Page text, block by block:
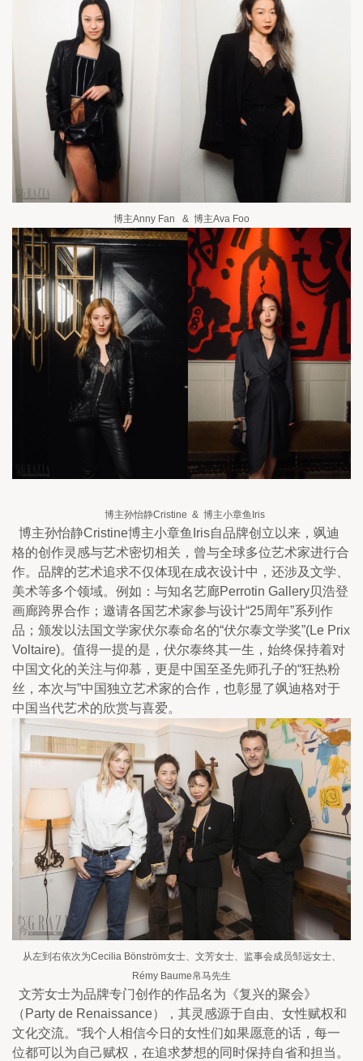
博主Anny Fan   &  博主Ava Foo
博主孙怡静Cristine  &  博主小章鱼Iris
博主孙怡静Cristine博主小章鱼Iris自品牌创立以来，飒迪
格的创作灵感与艺术密切相关，曾与全球多位艺术家进行合
作。品牌的艺术追求不仅体现在成衣设计中，还涉及文学、
美术等多个领域。例如：与知名艺廊Perrotin Gallery贝浩登
画廊跨界合作；邀请各国艺术家参与设计“25周年”系列作
品；颁发以法国文学家伏尔泰命名的“伏尔泰文学奖”(Le Prix
Voltaire)。值得一提的是，伏尔泰终其一生，始终保持着对
中国文化的关注与仰慕，更是中国至圣先师孔子的“狂热粉
丝，本次与”中国独立艺术家的合作，也彰显了飒迪格对于
中国当代艺术的欣赏与喜爱。
从左到右依次为Cecilia Bönström女士、文芳女士、监事会成员邹远女士、
Rémy Baume帛马先生
文芳女士为品牌专门创作的作品名为《复兴的聚会》
（Party de Renaissance），其灵感源于自由、女性赋权和
文化交流。“我个人相信今日的女性们如果愿意的话，每一
位都可以为自己赋权，在追求梦想的同时保持自省和担当。